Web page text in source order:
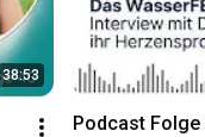
38:53
Podcast